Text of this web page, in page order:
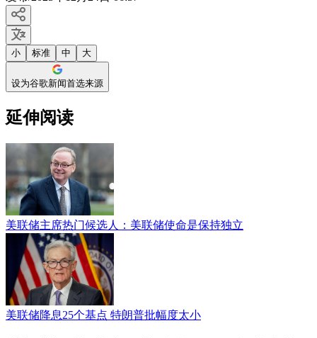
小 标准 中 大
设为谷歌新闻首选来源
延伸阅读
美联储主席热门候选人：美联储使命是保持独立
美联储降息25个基点 特朗普批幅度太小